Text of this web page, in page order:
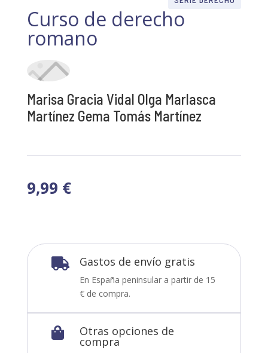
Curso de derecho
romano
Marisa Gracia Vidal Olga Marlasca
Martínez Gema Tomás Martínez
9,99 €
 Gastos de envío gratis
En España peninsular a partir de 15
€ de compra.
 Otras opciones de
compra